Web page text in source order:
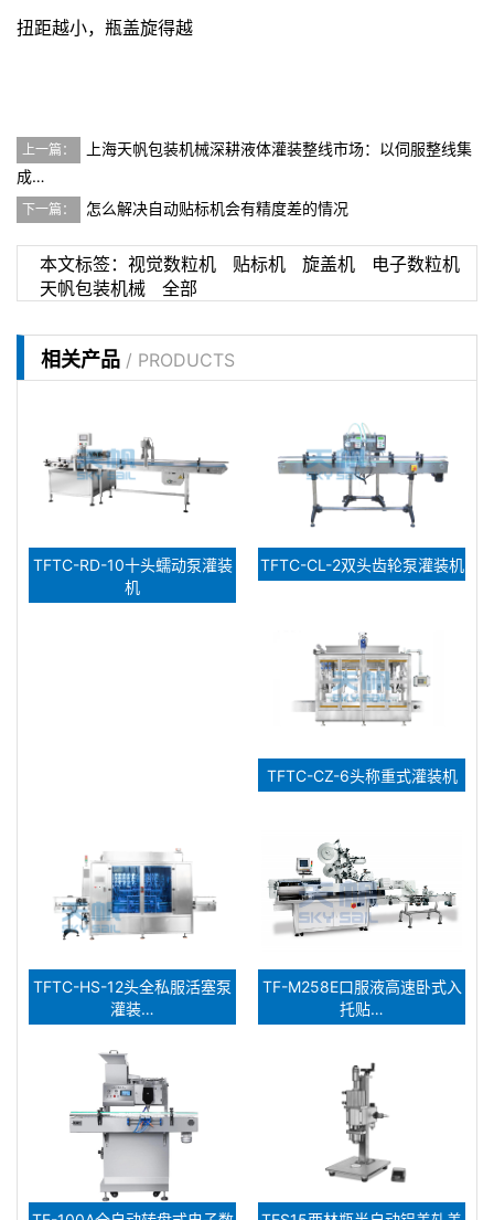
扭距越小，瓶盖旋得越
上一篇：
上海天帆包装机械深耕液体灌装整线市场：以伺服整线集
成…
下一篇： 怎么解决自动贴标机会有精度差的情况
本文标签： 视觉数粒机 贴标机 旋盖机
电子数粒机
天帆包装机械
全部
相关产品 / PRODUCTS
TFTC-RD-10十头蠕动泵灌装
机
TFTC-CL-2双头齿轮泵灌装机
TFTC-CZ-6头称重式灌装机
TFTC-HS-12头全私服活塞泵
灌装…
TF-M258E口服液高速卧式入
托贴…